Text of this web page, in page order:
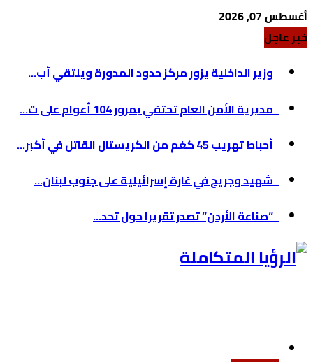
أغسطس 07, 2026
خبر عاجل
وزير الداخلية يزور مركز حدود المدورة ويلتقي أب...
مديرية الأمن العام تحتفي بمرور 104 أعوام على ت...
أحباط تهريب 45 كغم من الكريستال القاتل في أكبر...
شهيد وجريح في غارة إسرائيلية على جنوب لبنان...
“صناعة الأردن” تصدر تقريرا حول تحد...